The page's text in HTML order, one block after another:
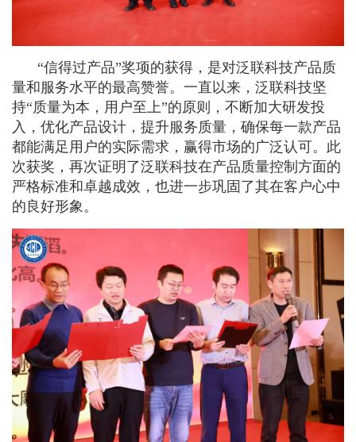
“信得过产品”奖项的获得，是对泛联科技产品质
量和服务水平的最高赞誉。一直以来，泛联科技坚
持“质量为本，用户至上”的原则，不断加大研发投
入，优化产品设计，提升服务质量，确保每一款产品
都能满足用户的实际需求，赢得市场的广泛认可。此
次获奖，再次证明了泛联科技在产品质量控制方面的
严格标准和卓越成效，也进一步巩固了其在客户心中
的良好形象。